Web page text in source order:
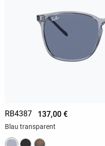
RB4387 137,00 €
Blau transparent